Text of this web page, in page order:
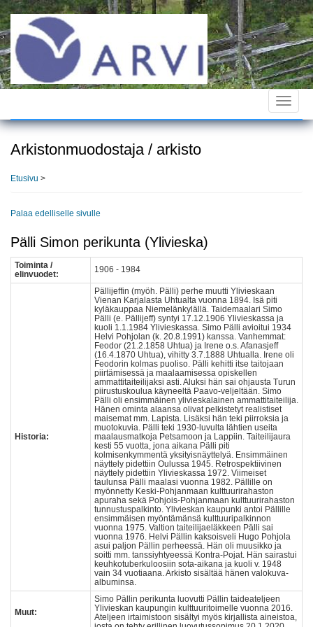
Hyppää
pääsisältöön
Toggle
Arkistonmuodostaja / arkisto
Etusivu >
Palaa edelliselle sivulle
Pälli Simon perikunta (Ylivieska)
Toiminta /
elinvuodet:
1906 - 1984
Historia:
Pällijeffin (myöh. Pälli) perhe muutti Ylivieskaan
Vienan Karjalasta Uhtualta vuonna 1894. Isä piti
kyläkauppaa Niemelänkylällä. Taidemaalari Simo
Pälli (e. Pällijeff) syntyi 17.12.1906 Ylivieskassa ja
kuoli 1.1.1984 Ylivieskassa. Simo Pälli avioitui 1934
Helvi Pohjolan (k. 20.8.1991) kanssa. Vanhemmat:
Feodor (21.2.1858 Uhtua) ja Irene o.s. Afanasjeff
(16.4.1870 Uhtua), vihitty 3.7.1888 Uhtualla. Irene oli
Feodorin kolmas puoliso. Pälli kehitti itse taitojaan
piirtämisessä ja maalaamisessa opiskellen
ammattitaiteilijaksi asti. Aluksi hän sai ohjausta Turun
piirustuskoulua käyneeltä Paavo-veljeltään. Simo
Pälli oli ensimmäinen ylivieskalainen ammattitaiteilija.
Hänen ominta alaansa olivat pelkistetyt realistiset
maisemat mm. Lapista. Lisäksi hän teki piirroksia ja
muotokuvia. Pälli teki 1930-luvulta lähtien useita
maalausmatkoja Petsamoon ja Lappiin. Taiteilijaura
kesti 55 vuotta, jona aikana Pälli piti
kolmisenkymmentä yksityisnäyttelyä. Ensimmäinen
näyttely pidettiin Oulussa 1945. Retrospektiivinen
näyttely pidettiin Ylivieskassa 1972. Viimeiset
taulunsa Pälli maalasi vuonna 1982. Pällille on
myönnetty Keski-Pohjanmaan kulttuurirahaston
apuraha sekä Pohjois-Pohjanmaan kulttuurirahaston
tunnustuspalkinto. Ylivieskan kaupunki antoi Pällille
ensimmäisen myöntämänsä kulttuuripalkinnon
vuonna 1975. Valtion taiteilijaeläkkeen Pälli sai
vuonna 1976. Helvi Pällin kaksoisveli Hugo Pohjola
asui paljon Pällin perheessä. Hän oli muusikko ja
soitti mm. tanssiyhtyeessä Kontra-Pojat. Hän sairastui
keuhkotuberkuloosiin sota-aikana ja kuoli v. 1948
vain 34 vuotiaana. Arkisto sisältää hänen valokuva-
albuminsa.
Muut:
Simo Pällin perikunta luovutti Pällin taideateljeen
Ylivieskan kaupungin kulttuuritoimelle vuonna 2016.
Ateljeen irtaimistoon sisältyi myös kirjallista aineistoa,